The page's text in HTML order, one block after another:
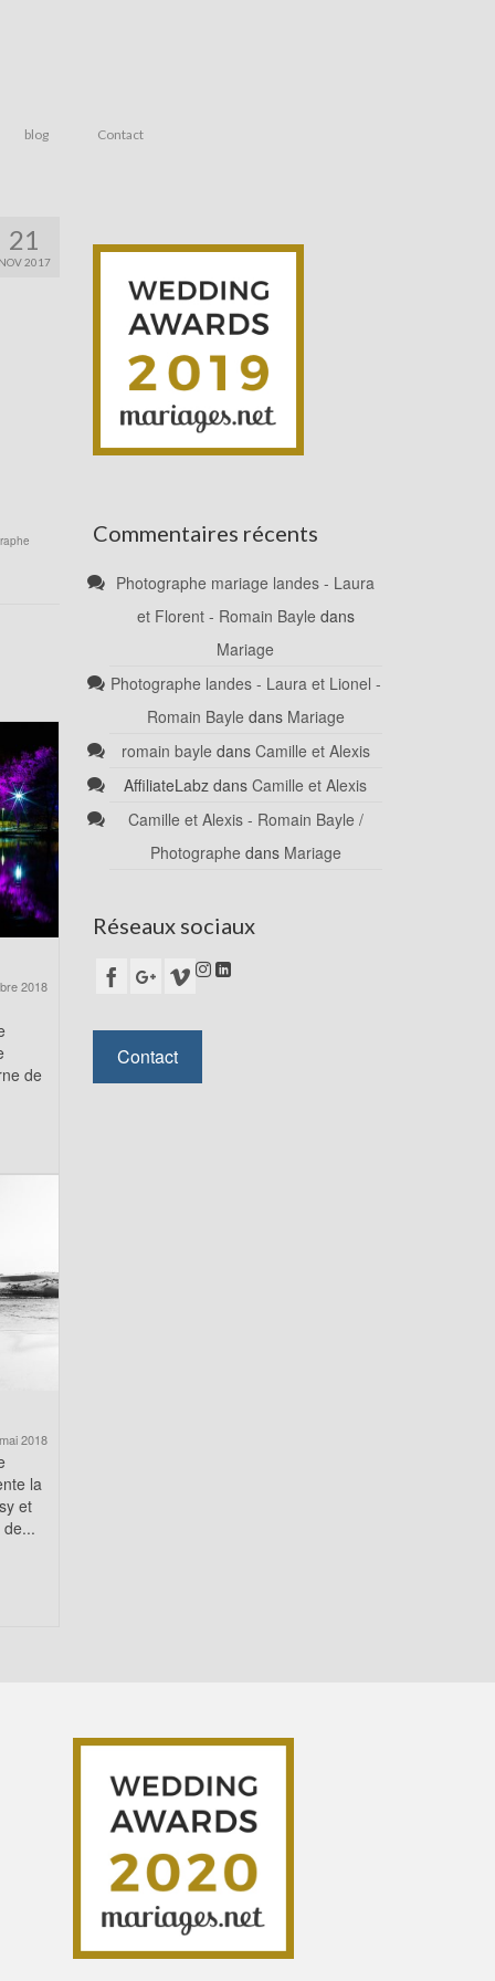
blog Contact
21
NOV 2017
2018
de
2018
la
et
Commentaires récents
Photographe mariage landes - Laura
et Florent - Romain Bayle dans
Mariage
Photographe landes - Laura et Lionel -
Romain Bayle dans Mariage
romain bayle dans Camille et Alexis
AffiliateLabz dansCamille et Alexis
Camille et Alexis - Romain Bayle /
Photographe dans Mariage
Réseaux sociaux
Contact